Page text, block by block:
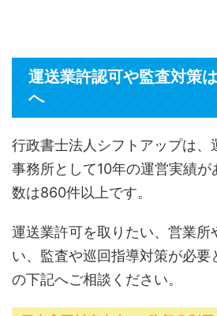
運送業許認可や監査対策
へ
行政書士法人シフトアップは、
事務所として10年の運営実績
数は860件以上です。
運送業許可を取りたい、営業所
い、監査や巡回指導対策が必要
の下記へご相談ください。